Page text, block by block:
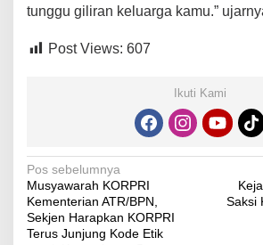
tunggu giliran keluarga kamu.”
Post Views: 607
Ikuti Kami
Navigasi
pos
Pos sebelumnya
Musyawarah KORPRI
Kementerian ATR/BPN,
Sekjen Harapkan KORPRI
Terus Junjung Kode Etik
Saksi